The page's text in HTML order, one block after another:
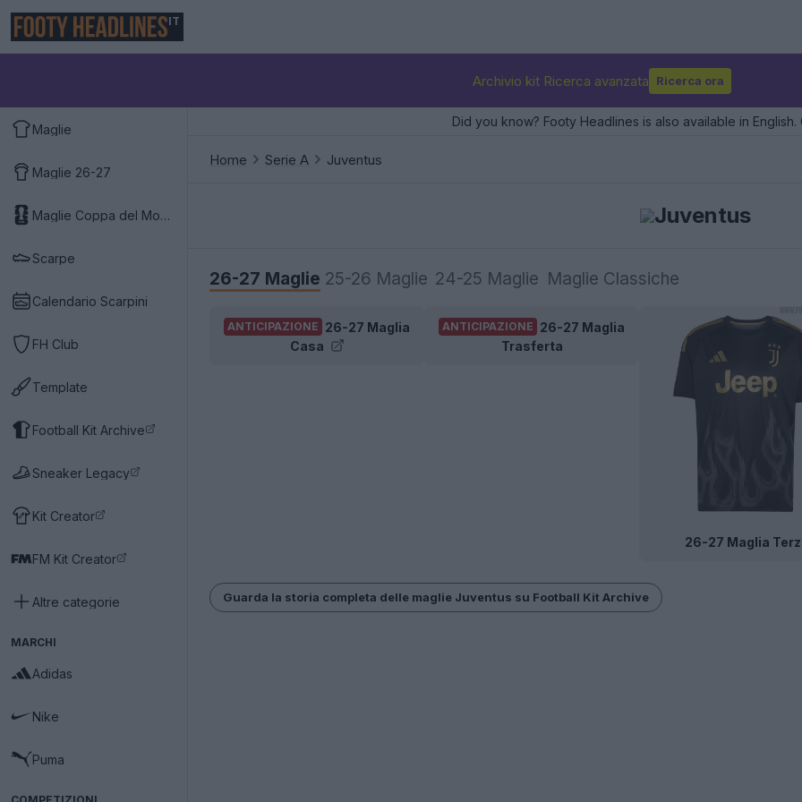
IT
Archivio kit Ricerca avanzata Ricerca ora
Maglie
Maglie 26-27
Maglie Coppa del Mondo 2026
Scarpe
Calendario Scarpini
FH Club
Template
Football Kit Archive
Sneaker Legacy
Kit Creator
FM Kit Creator
Altre categorie
MARCHI
Adidas
Nike
Puma
Did you know? Footy Headlines is also available in
Home Serie A Juventus
Juventus
26-27 Maglie 25-26 Maglie 24-25 Maglie Maglie Classiche
ANTICIPAZIONE 26-27 Maglia
Casa
ANTICIPAZIONE 26-27 Maglia
Trasferta
26-27 Maglia
Guarda la storia completa delle maglie Juventus su Football Kit Archive